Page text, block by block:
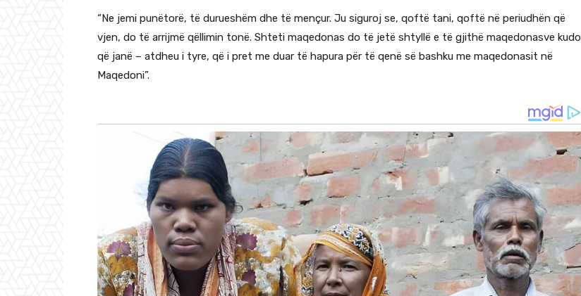
“Ne jemi punëtorë, të durueshëm dhe të mençur. Ju siguroj se, qoftë tani, qoftë në periudhën që
vjen, do të arrijmë qëllimin tonë. Shteti maqedonas do të jetë shtyllë e të gjithë maqedonasve kudo
që janë – atdheu i tyre, që i pret me duar të hapura për të qenë së bashku me maqedonasit në
Maqedoni”.